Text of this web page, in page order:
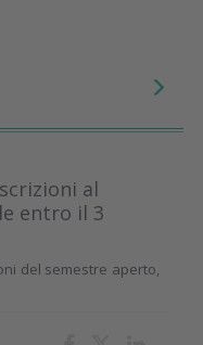
al
entro il 3
del semestre aperto,